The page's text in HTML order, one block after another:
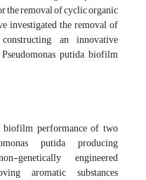
the removal of cyclic organic
investigated the removal of
an innovative
putida biofilm
biofilm performance of two
putida producing
genetically engineered
aromatic substances